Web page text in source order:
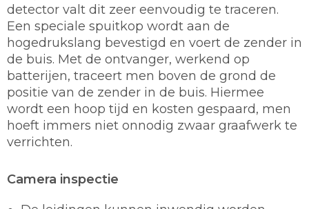
detector valt dit zeer eenvoudig te traceren.
Een speciale spuitkop wordt aan de
hogedrukslang bevestigd en voert de zender in
de buis. Met de ontvanger, werkend op
batterijen, traceert men boven de grond de
positie van de zender in de buis. Hiermee
wordt een hoop tijd en kosten gespaard, men
hoeft immers niet onnodig zwaar graafwerk te
verrichten.
Camera inspectie